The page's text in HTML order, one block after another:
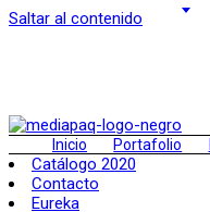
Saltar al contenido
Inicio Portafolio
Catálogo 2020
Contacto
Eureka